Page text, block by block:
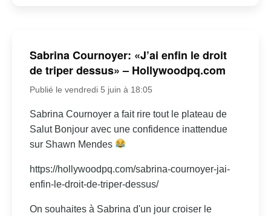
Sabrina Cournoyer: «J’ai enfin le droit
de triper dessus» – Hollywoodpq.com
Publié le vendredi 5 juin à 18:05
Sabrina Cournoyer a fait rire tout le plateau de
Salut Bonjour avec une confidence inattendue
sur Shawn Mendes
https://hollywoodpq.com/sabrina-cournoyer-jai-
enfin-le-droit-de-triper-dessus/
On souhaites à Sabrina d'un jour croiser le